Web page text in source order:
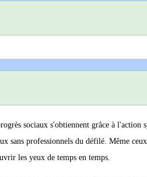
sociaux s'obtiennent grâce à
sans professionnels du défilé. Même
les yeux de temps en temps.